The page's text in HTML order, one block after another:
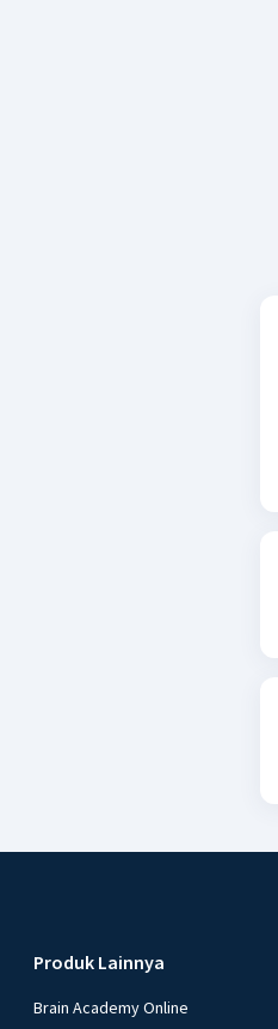
Produk Lainnya
Brain Academy Online